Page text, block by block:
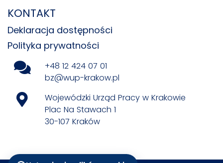
KONTAKT
Deklaracja dostępności
Polityka prywatności
+48 12 424 07 01
bz@wup-krakow.pl
Wojewódzki Urząd Pracy w Krakowie
Plac Na Stawach 1
30-107 Kraków